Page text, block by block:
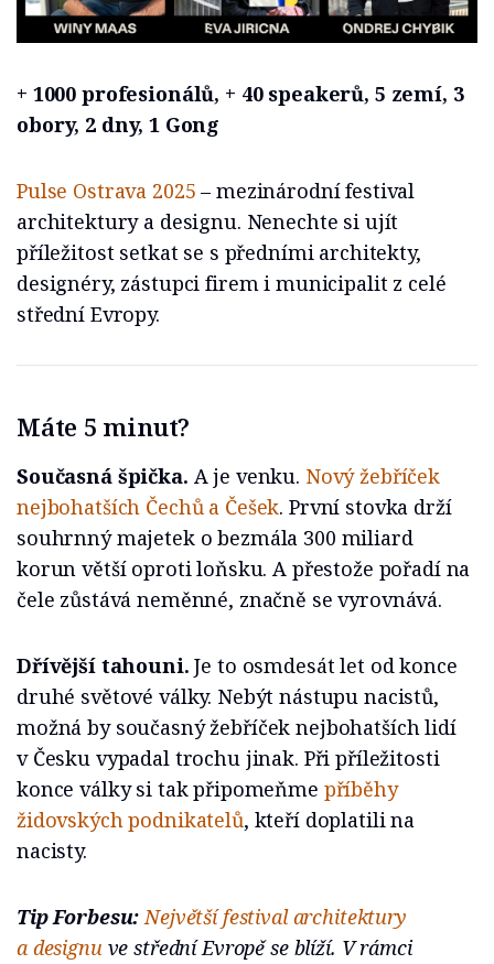
+ 1000 profesionálů, + 40 speakerů, 5 zemí, 3
obory, 2 dny, 1 Gong
Pulse Ostrava 2025 – mezinárodní festival
architektury a designu. Nenechte si ujít
příležitost setkat se s předními architekty,
designéry, zástupci firem i municipalit z celé
střední Evropy.
Máte 5 minut?
Současná špička. A je venku. Nový žebříček
nejbohatších Čechů a Češek. První stovka drží
souhrnný majetek o bezmála 300 miliard
korun větší oproti loňsku. A přestože pořadí na
čele zůstává neměnné, značně se vyrovnává.
Dřívější tahouni.Je to osmdesát let od konce
druhé světové války. Nebýt nástupu nacistů,
možná by současný žebříček nejbohatších lidí
v Česku vypadal trochu jinak. Při příležitosti
konce války si tak připomeňme příběhy
židovských podnikatelů, kteří doplatili na
nacisty.
Tip Forbesu: Největší festival architektury
a designuve střední Evropě se blíží. V rámci